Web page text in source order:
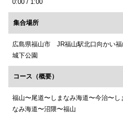
0:00 / 1:00
集合場所
広島県福山市 JR福山駅北口向かい福
城下公園
コース（概要）
福山〜尾道〜しまなみ海道〜今治〜し
なみ海道〜沼隈〜福山